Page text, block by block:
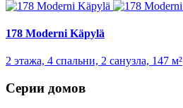
178 Moderni Käpylä
2 этажа, 4 спальни, 2 санузла, 147 м²
Серии домов